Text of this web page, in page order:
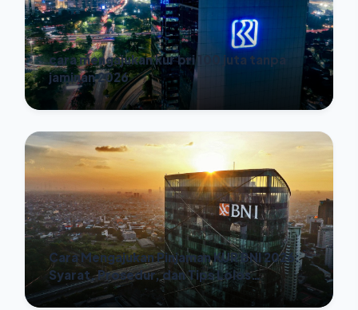
cara mengajukan kur bri 100 juta tanpa
jaminan 2026
Cara Mengajukan Pinjaman KUR BNI 2026:
Syarat, Prosedur, dan Tips Lolos
Verifikasi